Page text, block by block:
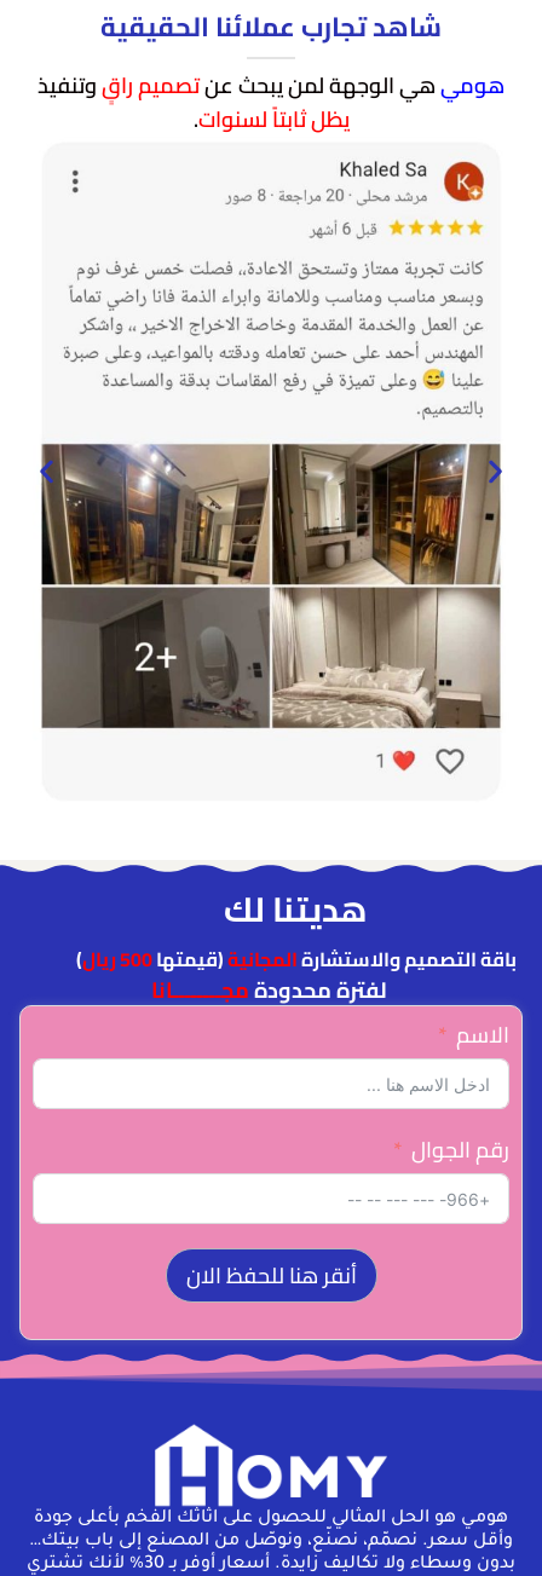
شاهد تجارب عملائنا الحقيقية
هوميهي الوجهة لمن يبحث عنتصميم راقٍوتنفيذ
يظل ثابتاً لسنوات.
هديتنا لك
باقة التصميم والاستشارةالمجانية(قيمتها500 ريال )
لفترة محدودةمجــــــــانا
الاسم
رقم الجوال
أنقر هنا للحفظ الان
هومـي هو الحل المثالي للحصول على اثاثك الفخم بأعلى جودة
وأقل سعر. نصمّم، نصنّع، ونوصّل من المصنع إلى باب بيتك…
بدون وسطاء ولا تكاليف زايدة. أسعار أوفر بـ 30% لأنك تشتري